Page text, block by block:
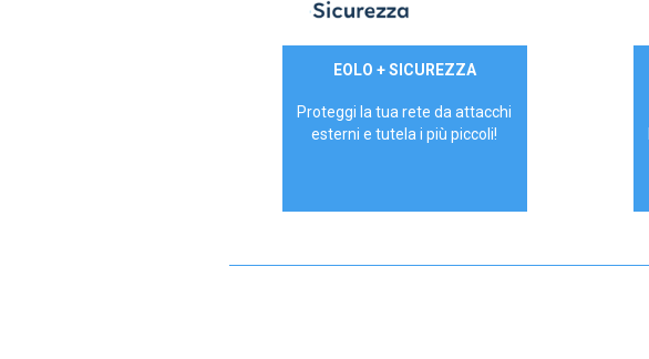
29,90€/mese
EOLO + SICUREZZA
Proteggi la tua rete da attacchi
esterni e tutela i più piccoli!